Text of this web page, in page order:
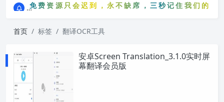
免费资源只会迟到，永不缺席，三秒记住我们的
免费资源只会迟到，永不缺席，三秒记住我们
首页 标签 翻译OCR工具
安卓Screen Translation_3.1.0实时屏
幕翻译会员版